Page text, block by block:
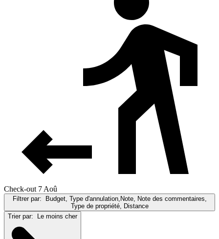
Check-out 7 Aoû
Filtrer par:
Budget, Type d'annulation,Note, Note des commentaires,
Type de propriété, Distance
Trier par:
Le moins cher